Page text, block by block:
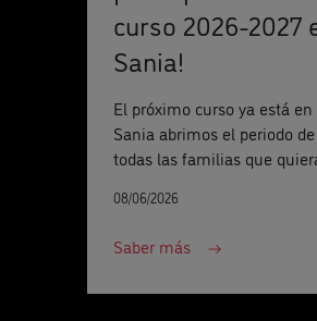
curso 2026-2027
Sania!
El próximo curso ya está
Sania abrimos el periodo
todas las familias que
08/06/2026
Saber más